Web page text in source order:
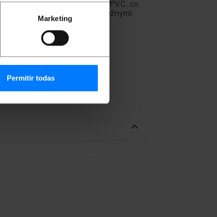
Marketing
Permitir todas
z wysokiej jakości PVC, co
częstotliwości między różnymi
elektronicznymi.